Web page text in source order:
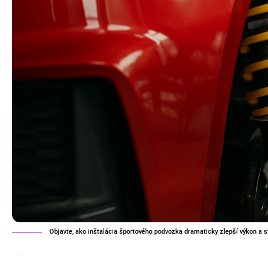
Objavte, ako inštalácia športového podvozka dramaticky zlepší výkon a